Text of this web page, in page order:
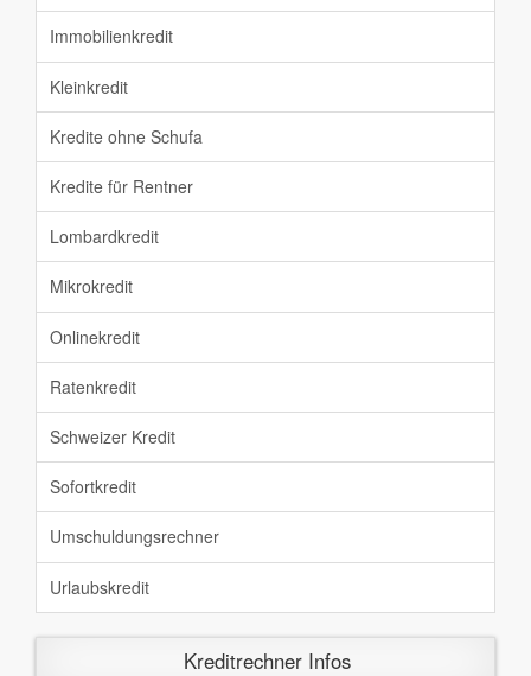
Immobilienkredit
Kleinkredit
Kredite ohne Schufa
Kredite für Rentner
Lombardkredit
Mikrokredit
Onlinekredit
Ratenkredit
Schweizer Kredit
Sofortkredit
Umschuldungsrechner
Urlaubskredit
Kreditrechner Infos